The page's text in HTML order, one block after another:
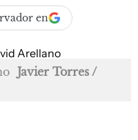
en
Javier Torres /